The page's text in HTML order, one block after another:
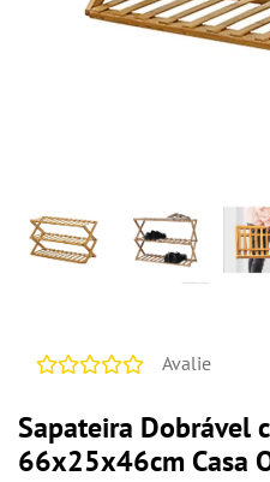
Avalie
Sapateira Dobrável
66x25x46cm Casa